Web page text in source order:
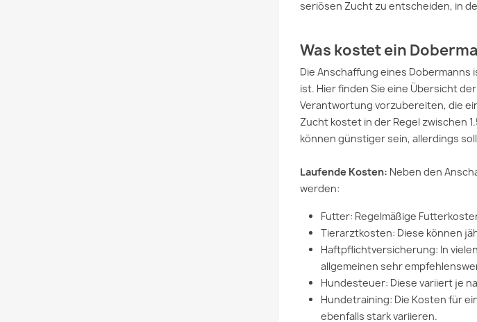
seriösen Zucht zu entscheiden, in
Was kostet ein
Die Anschaffung eines
ist. Hier finden Sie eine Übersicht
Verantwortung vorzubereiten, die
Zucht kostet in der Regel zwischen
können günstiger sein, allerdings
Laufende Kosten: Neben den
werden:
Futter: Regelmäßige
Tierarztkosten: Diese können
Haftpflichtversicherung: In
allgemeinen sehr
Hundesteuer: Diese variiert je
Hundetraining: Die Kosten für
ebenfalls stark variieren.